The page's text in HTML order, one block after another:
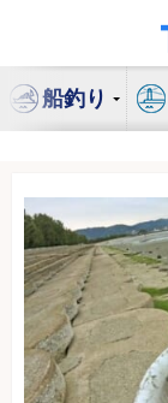
ン
船釣り